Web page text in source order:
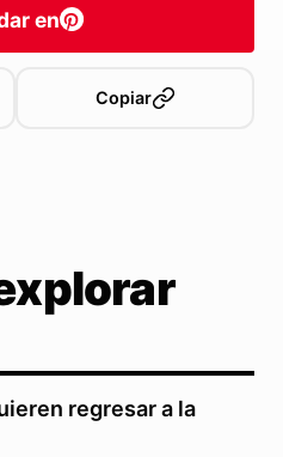
en
Copiar
regresar a la